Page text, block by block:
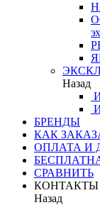
Назад
БРЕНДЫ
КАК
ОПЛАТА И
СРАВНИТЬ
КОНТАКТЫ
Назад